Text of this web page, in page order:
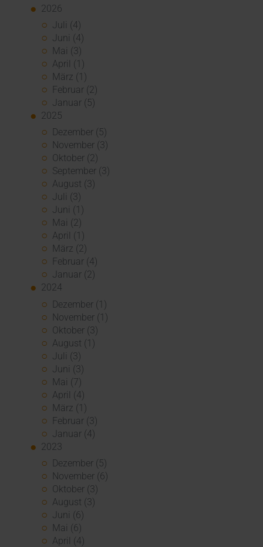
2026
Juli (4)
Juni (4)
Mai (3)
April (1)
März (1)
Februar (2)
Januar (5)
2025
Dezember (5)
November (3)
Oktober (2)
September (3)
August (3)
Juli (3)
Juni (1)
Mai (2)
April (1)
März (2)
Februar (4)
Januar (2)
2024
Dezember (1)
November (1)
Oktober (3)
August (1)
Juli (3)
Juni (3)
Mai (7)
April (4)
März (1)
Februar (3)
Januar (4)
2023
Dezember (5)
November (6)
Oktober (3)
August (3)
Juni (6)
Mai (6)
April (4)